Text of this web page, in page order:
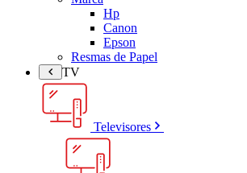
Hp
Canon
Epson
Resmas de Papel
TV
Televisores